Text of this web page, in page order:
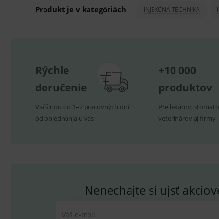
Produkt je v kategóriách INJEKČNÁ TECHNIKA
Rýchle
doručenie
Väčšinou do 1–2 pracovných dní
od objednania u vás
+10 000
produktov
Pre lekárov,
veterinárov aj firmy
Nenechajte si ujsť
Váš e-mail
Název
_gat_UA-
193359858-4
_ga
_ga_GXRFBLV37P
test_cookie